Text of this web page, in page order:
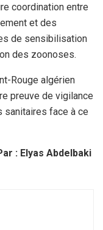
coordination entre
et des
de sensibilisation
des zoonoses.
Rouge algérien
preuve de vigilance
sanitaires face à ce
: Elyas Abdelbaki